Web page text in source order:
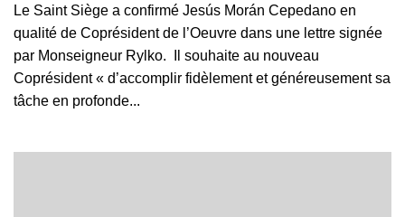
Le Saint Siège a confirmé Jesús Morán Cepedano en
qualité de Coprésident de l’Oeuvre dans une lettre signée
par Monseigneur Rylko. Il souhaite au nouveau
Coprésident « d’accomplir fidèlement et généreusement sa
tâche en profonde...